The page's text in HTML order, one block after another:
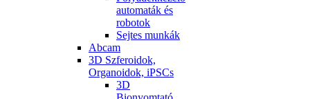
automaták és
robotok
Sejtes munkák
Abcam
3D Szferoidok,
Organoidok, iPSCs
3D